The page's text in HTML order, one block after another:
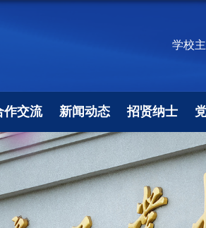
学校
作交流 新闻动态 招贤纳士